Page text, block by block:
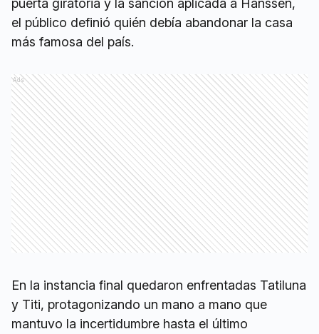
el público definió quién debía abandonar la casa
más famosa del país.
Ads
En la instancia final quedaron enfrentadas Tatiluna
y Titi, protagonizando un mano a mano que
mantuvo la incertidumbre hasta el último